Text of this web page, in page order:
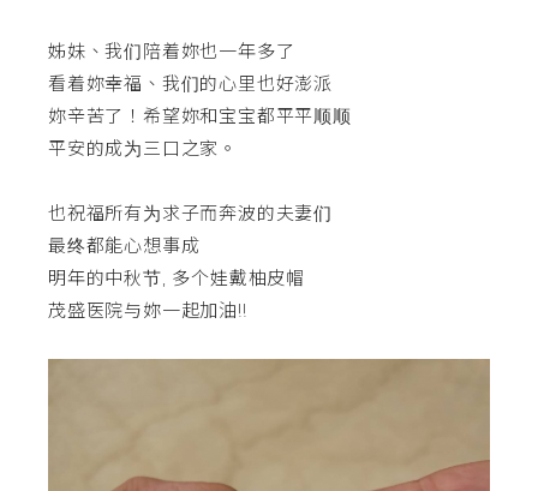
姊妹、我们陪着妳也一年多了
看着妳幸福、我们的心里也好澎派
妳辛苦了！希望妳和宝宝都平平顺顺
平安的成为三口之家。
也祝福所有为求子而奔波的夫妻们
最终都能心想事成
明年的中秋节, 多个娃戴柚皮帽
茂盛医院与妳一起加油!!